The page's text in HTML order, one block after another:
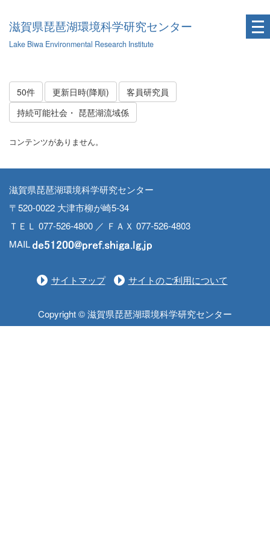
滋賀県琵琶湖環境科学研究センター
Lake Biwa Environmental Research Institute
50件 更新日時(降順)
客員研究員
持続可能社会・ 琵琶湖流域係
コンテンツがありません。
滋賀県琵琶湖環境科学研究センター
〒520-0022 大津市柳が崎5-34
ＴＥＬ 077-526-4800 ／ ＦＡＸ 077-526-4803
MAIL
サイトマップ サイトのご利用について
Copyright © 滋賀県琵琶湖環境科学研究センター